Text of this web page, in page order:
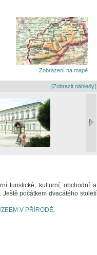
Zobrazení na mapě
[Zobrazit náhledy]
turistické, kulturní, obchodní a
počátkem dvacátého století
V PŘÍRODĚ.